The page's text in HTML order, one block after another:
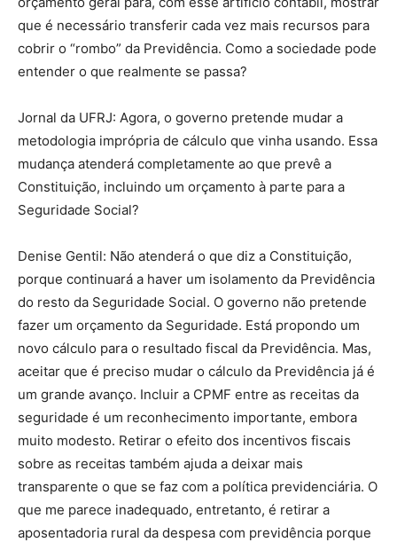
que é necessário transferir cada vez mais recursos para
cobrir o “rombo” da Previdência. Como a sociedade pode
entender o que realmente se passa?
Jornal da UFRJ: Agora, o governo pretende mudar a
metodologia imprópria de cálculo que vinha usando. Essa
mudança atenderá completamente ao que prevê a
Constituição, incluindo um orçamento à parte para a
Seguridade Social?
Denise Gentil: Não atenderá o que diz a Constituição,
porque continuará a haver um isolamento da Previdência
do resto da Seguridade Social. O governo não pretende
fazer um orçamento da Seguridade. Está propondo um
novo cálculo para o resultado fiscal da Previdência. Mas,
aceitar que é preciso mudar o cálculo da Previdência já é
um grande avanço. Incluir a CPMF entre as receitas da
seguridade é um reconhecimento importante, embora
muito modesto. Retirar o efeito dos incentivos fiscais
sobre as receitas também ajuda a deixar mais
transparente o que se faz com a política previdenciária. O
que me parece inadequado, entretanto, é retirar a
aposentadoria rural da despesa com previdência porque